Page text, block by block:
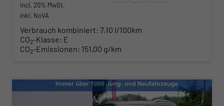
incl. 20% MwSt.
inkl. NoVA
Verbrauch kombiniert: 7,10 l/100km
CO2-Klasse: E
CO2-Emissionen: 151,00 g/km